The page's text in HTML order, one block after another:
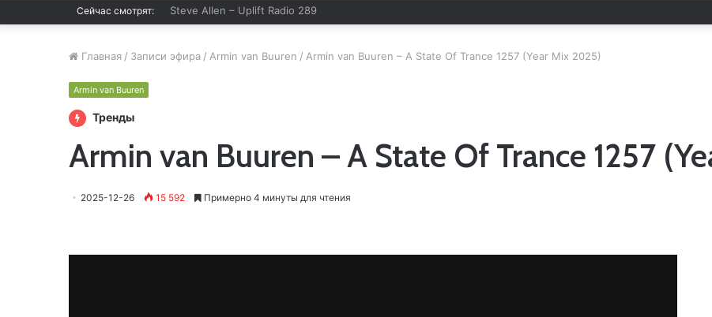
Сейчас смотрят: Steve Allen – Uplift Radio 289
Главная / Записи эфира / Armin van Buuren / Armin van Buuren – A State Of Trance 1257 (Year Mix 2025)
Armin van Buuren
Тренды
Armin van Buuren – A State Of Trance 1257
2025-12-26 15 592 Примерно 4 минуты для чтения